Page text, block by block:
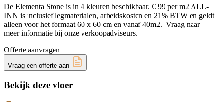
De Elementa Stone is in 4 kleuren beschikbaar. € 99 per m2 ALL-
INN is inclusief legmaterialen, arbeidskosten en 21% BTW en geldt
alleen voor het formaat 60 x 60 cm en vanaf 40m2. Vraag naar
meer informatie bij onze verkoopadviseurs.
Offerte aanvragen
Vraag een offerte aan
Bekijk deze vloer